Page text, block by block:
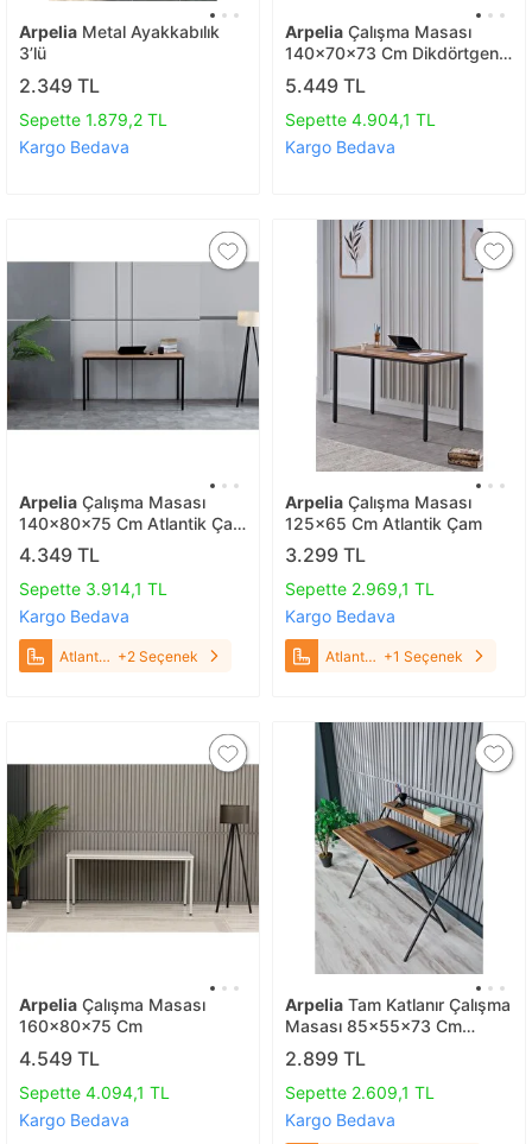
Arpelia Metal Ayakkabılık
3’lü
2.349 TL
Sepette 1.879,2 TL
Kargo Bedava
Arpelia Çalışma Masası
140x70x73 Cm Dikdörtgen
Ayaklı
5.449 TL
Sepette 4.904,1 TL
Kargo Bedava
Arpelia Çalışma Masası
140x80x75 Cm Atlantik Çam
Atlantik Çam
4.349 TL
Sepette 3.914,1 TL
Kargo Bedava
Atlantik +2 Seçenek
Arpelia Çalışma Masası
125x65 Cm Atlantik Çam
3.299 TL
Sepette 2.969,1 TL
Kargo Bedava
Atlantik +1 Seçenek
Arpelia Çalışma Masası
160x80x75 Cm
4.549 TL
Sepette 4.094,1 TL
Kargo Bedava
Arpelia Tam Katlanır Çalışma
Masası 85x55x73 Cm
Modern 73 Cm Modern 55
Cm Metal 85 Cm Ceviz
2.899 TL
Sepette 2.609,1 TL
Kargo Bedava